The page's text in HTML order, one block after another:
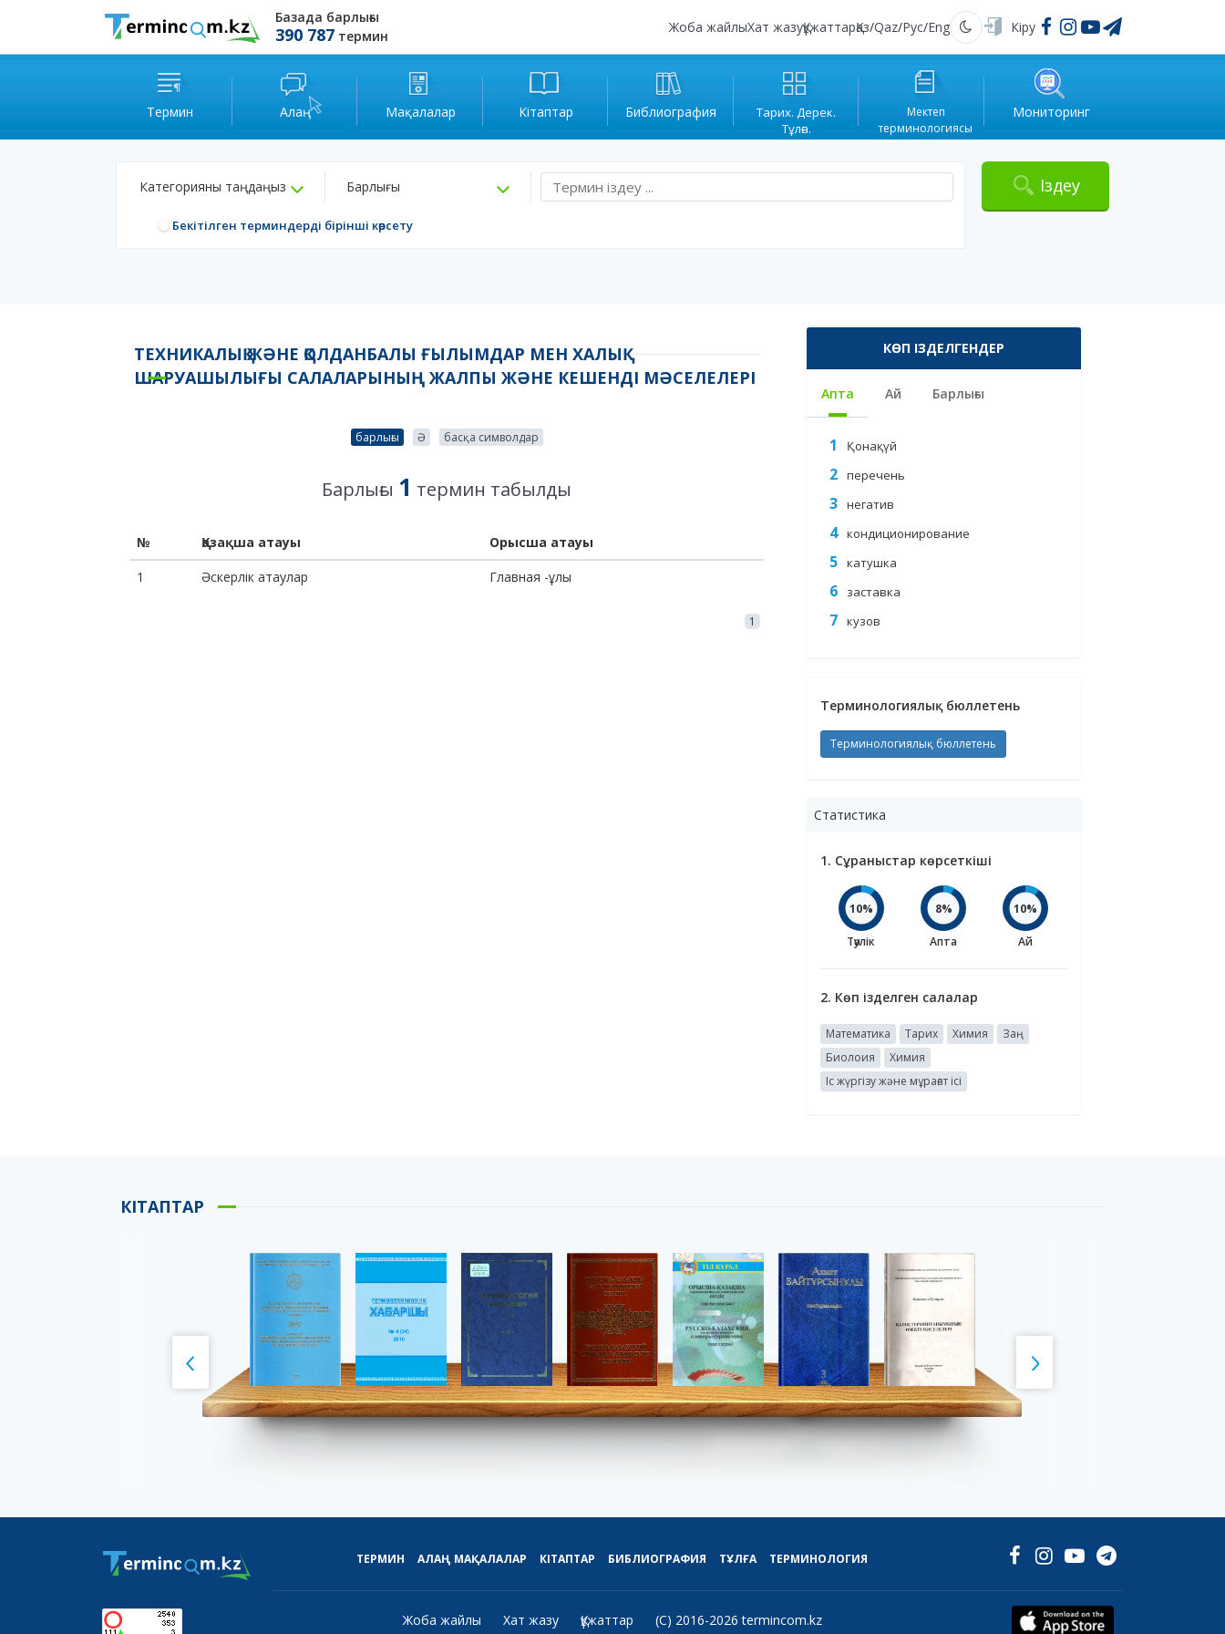
Базада барлығы
390 787 термин
Жоба жайлыХат жазуҚұжаттарҚаз/Qaz/Рус/Eng Қараңғы Кіру
Термин Алаң Мақалалар Кітаптар Библиография
Тарих. Дерек.
Тұлға.
Мектеп
терминологиясы
Мониторинг
Категорияны таңдаңыз Барлығы
Бекітілген терминдерді бірінші көрсету
Іздеу
ТЕХНИКАЛЫҚ ЖӘНЕ ҚОЛДАНБАЛЫ ҒЫЛЫМДАР МЕН ХАЛЫҚ
ШАРУАШЫЛЫҒЫ САЛАЛАРЫНЫҢ ЖАЛПЫ ЖӘНЕ КЕШЕНДІ МӘСЕЛЕЛЕРІ
барлығы Ә басқа символдар
Барлығы 1 термин табылды
№ Қазақша атауы
Орысша атауы
1
Әскерлік атаулар Главная -ұлы
1
КӨП ІЗДЕЛГЕНДЕР
Апта Ай Барлығы
Қонақүй
перечень
негатив
кондиционирование
катушка
заставка
кузов
Терминологиялық бюллетень
Терминологиялық бюллетень
Статистика
1. Сұраныстар көрсеткіші
10%
Тәулік
8%
Апта
10%
Ай
2. Көп ізделген салалар
Математика Тарих Химия
Заң
Биолоия
Химия
Іс жүргізу және мұрағат ісі
КІТАПТАР
ТЕРМИН АЛАҢ МАҚАЛАЛАР КІТАПТАР БИБЛИОГРАФИЯ ТҰЛҒА ТЕРМИНОЛОГИЯ
Жоба жайлы Хат жазу Құжаттар (C) 2016-2026 termincom.kz